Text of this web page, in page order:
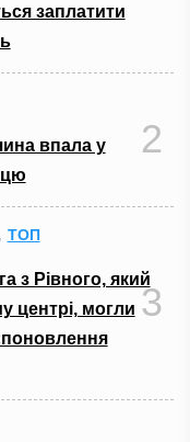
заплатити
впала у
2
ТОП
з Рівного, який
центрі, могли 3